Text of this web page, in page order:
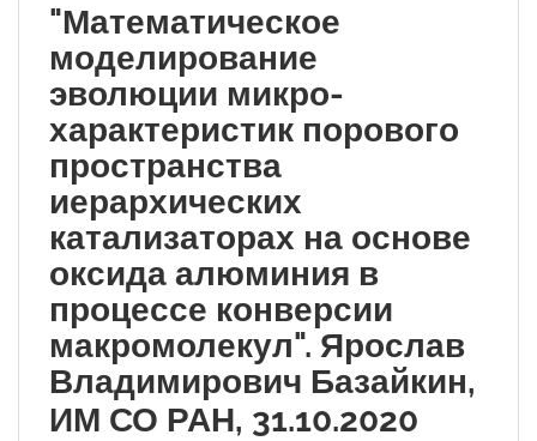
"Математическое
моделирование
эволюции микро-
характеристик порового
пространства
иерархических
катализаторах на основе
оксида алюминия в
процессе конверсии
макромолекул". Ярослав
Владимирович Базайкин,
ИМ СО РАН, 31.10.2020